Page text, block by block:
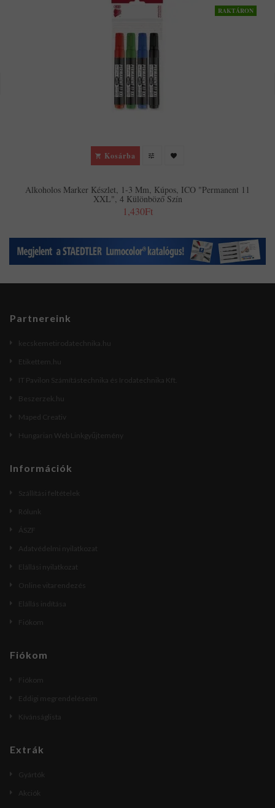
RAKTÁRON
Kosárba
Alkoholos Marker Készlet, 1-3 Mm, Kúpos, ICO "Permanent 11
XXL", 4 Különböző Szín
1,430Ft
Partnereink
kecskemetirodatechnika.hu
Etikettem.hu
IT Pavilon Számítástechnika és Irodatechnika Kft.
Beszerzek.hu
Maped Creativ
Hungarian Web Linkgyűjtemény
Információk
Szállítási feltételek
Rólunk
ÁSZF
Adatvédelmi nyilatkozat
Elállási nyilatkozat
Online vitarendezés
Elállás indítása
Fiókom
Fiókom
Fiókom
Eddigi megrendeléseim
Kívánságlista
Extrák
Gyártók
Akciók